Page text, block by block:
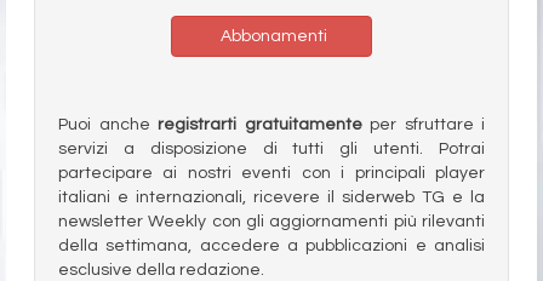
Abbonamenti
Puoi anche registrarti gratuitamenteper sfruttare i
servizi a disposizione di tutti gli utenti. Potrai
partecipare ai nostri eventi con i principali player
italiani e internazionali, ricevere il siderweb TG e la
newsletter Weekly con gli aggiornamenti più rilevanti
della settimana, accedere a pubblicazioni e analisi
esclusive della redazione.